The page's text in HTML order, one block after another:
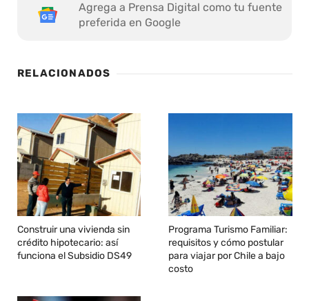
Agrega a Prensa Digital como tu fuente
preferida en Google
RELACIONADOS
Construir una vivienda sin
crédito hipotecario: así
funciona el Subsidio DS49
Programa Turismo Familiar:
requisitos y cómo postular
para viajar por Chile a bajo
costo